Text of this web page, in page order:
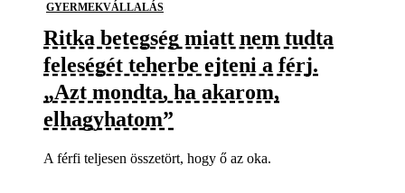
GYERMEKVÁLLALÁS
Ritka betegség miatt nem tudta
feleségét teherbe ejteni a férj.
„Azt mondta, ha akarom,
elhagyhatom”
A férfi teljesen összetört, hogy ő az oka.